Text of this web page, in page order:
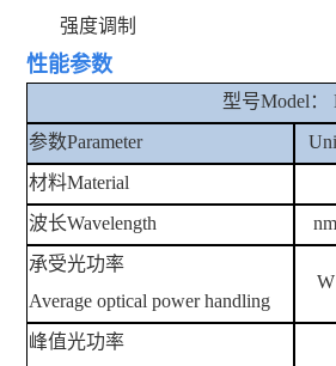
强度调制
性能参数
型号Model：
参数Parameter
材料Material
波长Wavelength nm
承受光功率
Average optical power handling
W
峰值光功率